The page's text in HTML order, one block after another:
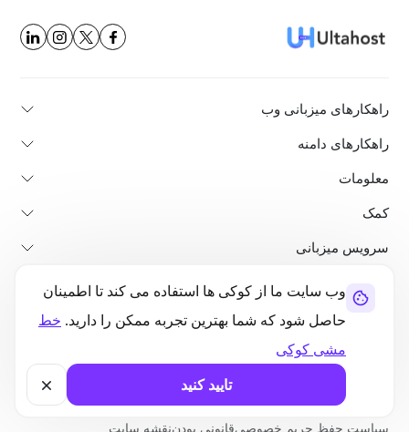
وب سایت ما از کوکی ها استفاده می کند تا اطمینان
حاصل شود که شما بهترین تجربه ممکن را دارید. خط
مشی کوکی
تایید کنید
راهکارهای میزبانی وب
راهکارهای دامنه
معلومات
کمک
سرویس میزبانی
مقایسه کنید
آموزش ها
در باره ماپالیسی لغو و بازپرداختشرایط استفاده
سیاست حفظ حریم خصوصیقانونی بودننقشه سایت